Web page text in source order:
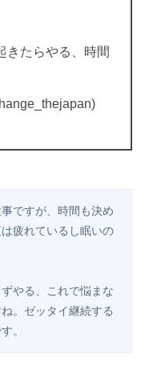
きたらやる、時間
ですが、時間も決め
疲れているし眠いの
やる、これで悩まな
。ゼッタイ継続する
。